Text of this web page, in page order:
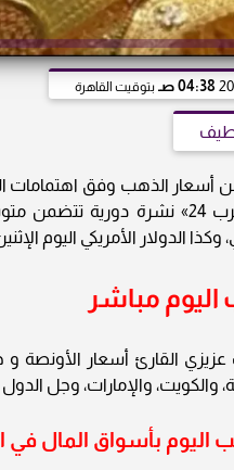
04:38 صـ بتوقيت القاهرة
الذهب وفق اهتمامات
من جماهير جريدة «العرب 24»
الدولار الأمريكي اليوم الإثنين 29/12/
مباشر
القارئ أسعار الأونصة
والإمارات، وجل الدول العربية لعيارات:
بأسواق المال في